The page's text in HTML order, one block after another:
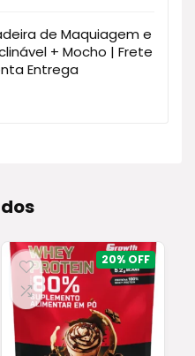
R$178,17.
de Maquiagem e
+ Mocho | Frete
Entrega
20%